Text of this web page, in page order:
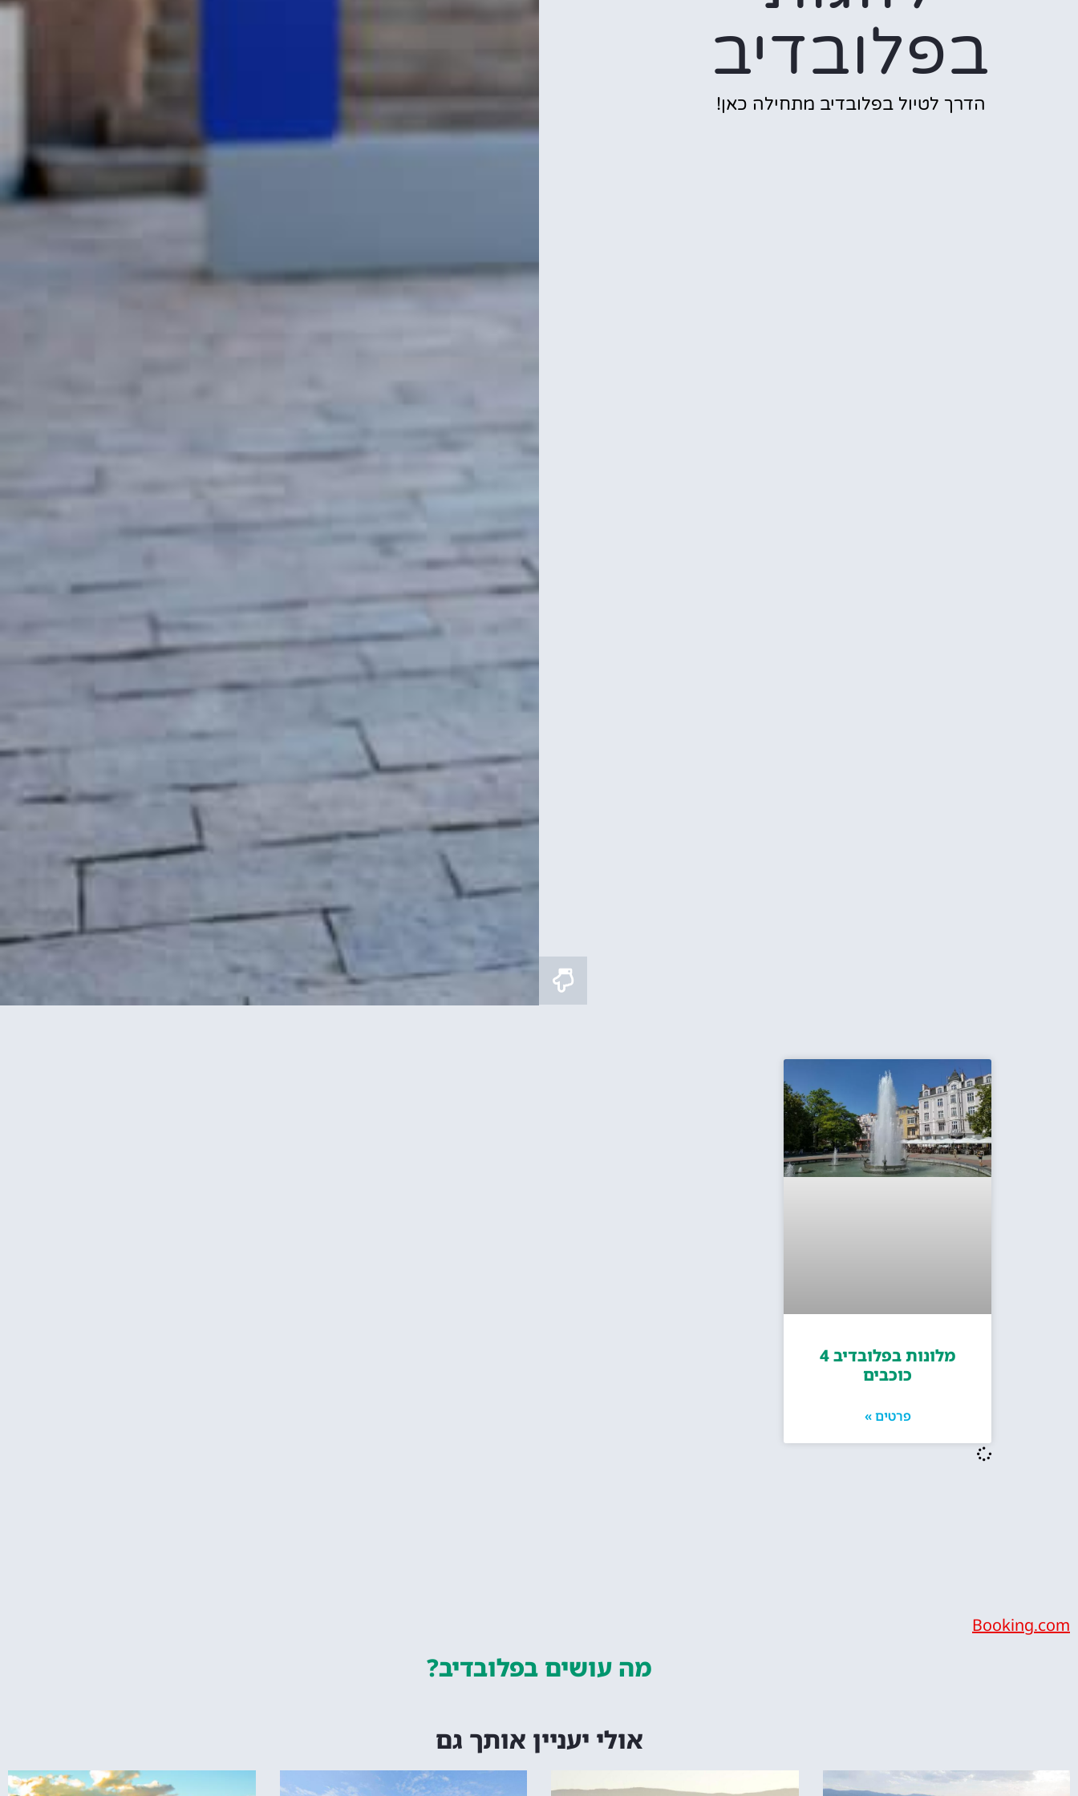
בפלובדיב
הדרך לטיול בפלובדיב מתחילה כאן!
מלונות בפלובדיב 4
כוכבים
פרטים »
Booking.com
מה עושים בפלובדיב?
אולי יעניין אותך גם